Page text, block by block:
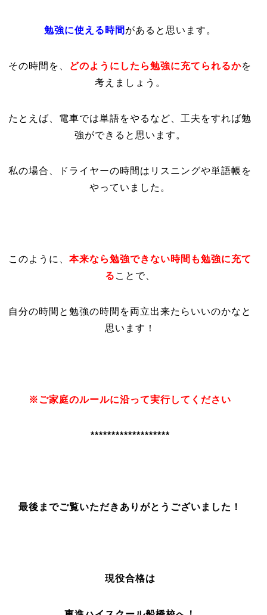
勉強に使える時間 があると思います。
その時間を、 どのようにしたら勉強に充てられるかを
考えましょう。
たとえば、電車では単語をやるなど、工夫をすれば勉
強ができると思います。
私の場合、ドライヤーの時間はリスニングや単語帳を
やっていました。
このように、本来なら勉強できない時間も勉強に充て
る ことで、
自分の時間と勉強の時間を両立出来たらいいのかなと
思います！
※ご家庭のルールに沿って実行してください
*******************
最後までご覧いただきありがとうございました！
現役合格は